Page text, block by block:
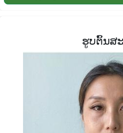
ຮູບຕົ້ນສ